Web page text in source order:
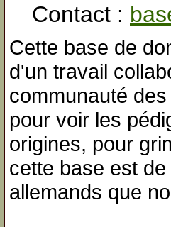
Contact :
Cette base de
d'un travail
communauté
pour voir les
origines, pour
cette base est
allemands que